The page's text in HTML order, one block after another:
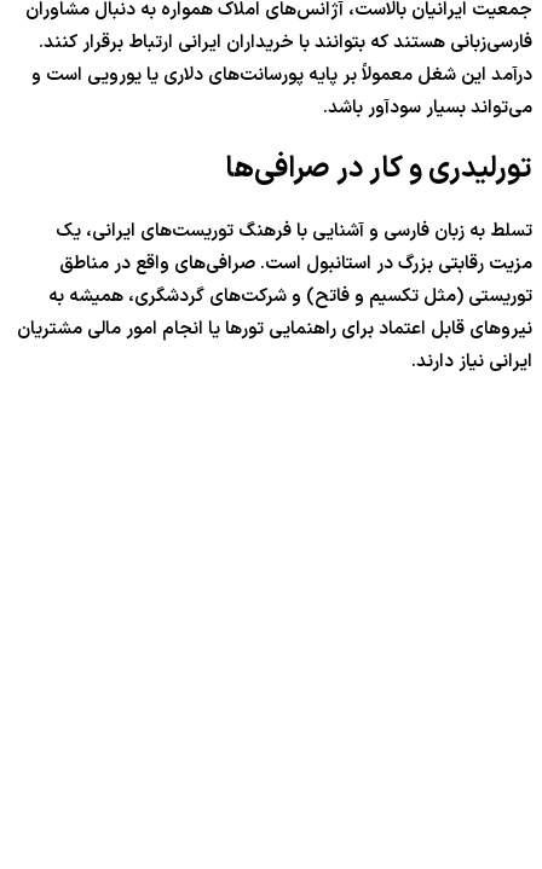
جمعیت ایرانیان بالاست، آژانس‌های املاک همواره به دنبال مشاوران
فارسی‌زبانی هستند که بتوانند با خریداران ایرانی ارتباط برقرار کنند.
درآمد این شغل معمولاً بر پایه پورسانت‌های دلاری یا یورویی است و
می‌تواند بسیار سودآور باشد.
تورلیدری و کار در صرافی‌ها
تسلط به زبان فارسی و آشنایی با فرهنگ توریست‌های ایرانی، یک
مزیت رقابتی بزرگ در استانبول است. صرافی‌های واقع در مناطق
توریستی (مثل تکسیم و فاتح) و شرکت‌های گردشگری، همیشه به
نیروهای قابل اعتماد برای راهنمایی تورها یا انجام امور مالی مشتریان
ایرانی نیاز دارند.